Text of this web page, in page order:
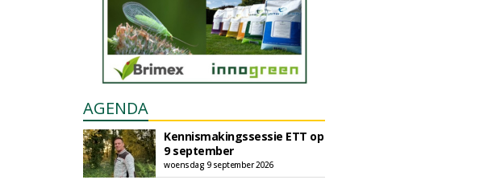
AGENDA
Kennismakingssessie ETT op
9 september
woensdag 9 september 2026